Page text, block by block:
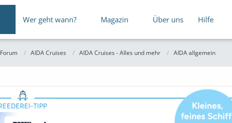
Wer geht wann? Magazin Über uns Hilfe
Forum AIDA Cruises AIDA Cruises - Alles und mehr AIDA allgemein